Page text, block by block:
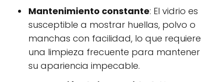
Mantenimiento constante: El vidrio es
susceptible a mostrar huellas, polvo o
manchas con facilidad, lo que requiere
una limpieza frecuente para mantener
su apariencia impecable.